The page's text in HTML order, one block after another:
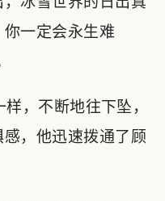
一定会永生难
，不断地往下坠，
，他迅速拨通了顾